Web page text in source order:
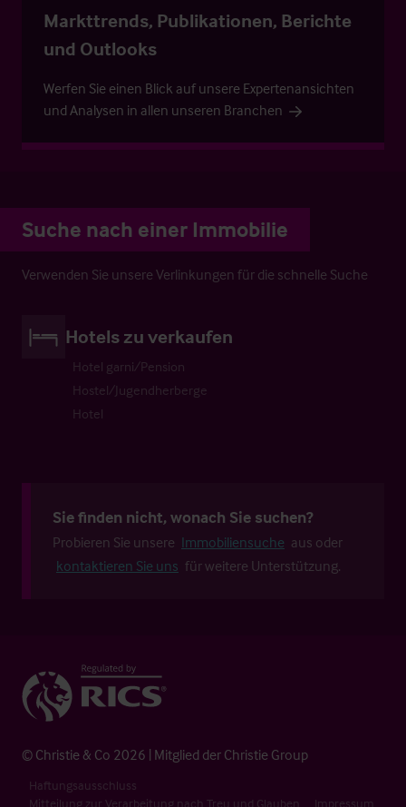
Markttrends, Publikationen, Berichte
und Outlooks
Werfen Sie einen Blick auf unsere Expertenansichten
und Analysen in allen unseren Branchen
Suche nach einer Immobilie
Verwenden Sie unsere Verlinkungen für die schnelle Suche
Hotels zu verkaufen
Hotel garni/Pension
Hostel/Jugendherberge
Hotel
Sie finden nicht, wonach Sie suchen?
Probieren Sie unsere Immobiliensuche aus oder
kontaktieren Sie uns für weitere Unterstützung.
© Christie & Co 2026 | Mitglied der Christie Group
Haftungsausschluss
Mitteilung zur Verarbeitung nach Treu und Glauben
Impressum